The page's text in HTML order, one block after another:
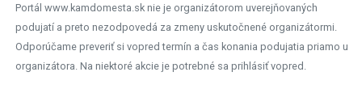
Portál www.kamdomesta.sk nie je organizátorom uverejňovaných
podujatí a preto nezodpovedá za zmeny uskutočnené organizátormi.
Odporúčame preveriť si vopred termín a čas konania podujatia priamo u
organizátora. Na niektoré akcie je potrebné sa prihlásiť vopred.